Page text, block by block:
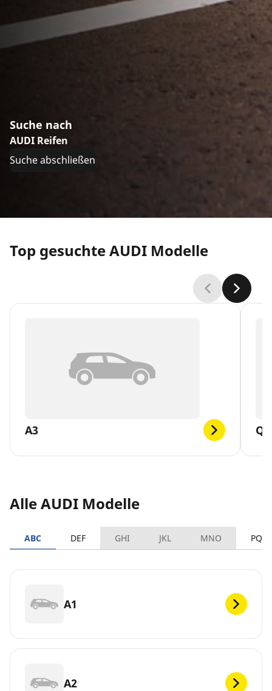
Suche nach
AUDI Reifen
Suche abschließen
Top gesuchte AUDI Modelle
A3 Q2
Alle AUDI Modelle
ABC DEF GHI JKL MNO PQRS
A1
A2